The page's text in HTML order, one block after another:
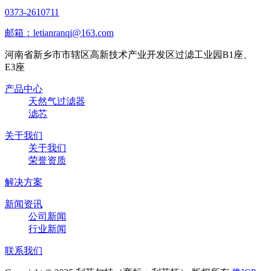
0373-2610711
邮箱：letianranqi@163.com
河南省新乡市市辖区高新技术产业开发区过滤工业园B1座、
E3座
产品中心
天然气过滤器
滤芯
关于我们
关于我们
荣誉资质
解决方案
新闻资讯
公司新闻
行业新闻
联系我们